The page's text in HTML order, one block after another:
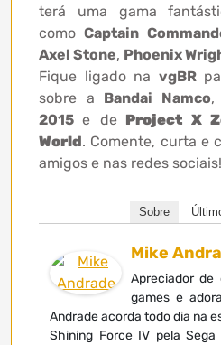
terá uma gama
comoCaptain
Axel Stone, Phoenix
Fique ligado na vgBR
sobre a Bandai Namco,
2015e de Project X
World. Comente, curta e
amigos e nas redes sociais!
Sobre
Mike
Apreciador
games e
Andrade acorda todo dia na
Shining Force IV pela